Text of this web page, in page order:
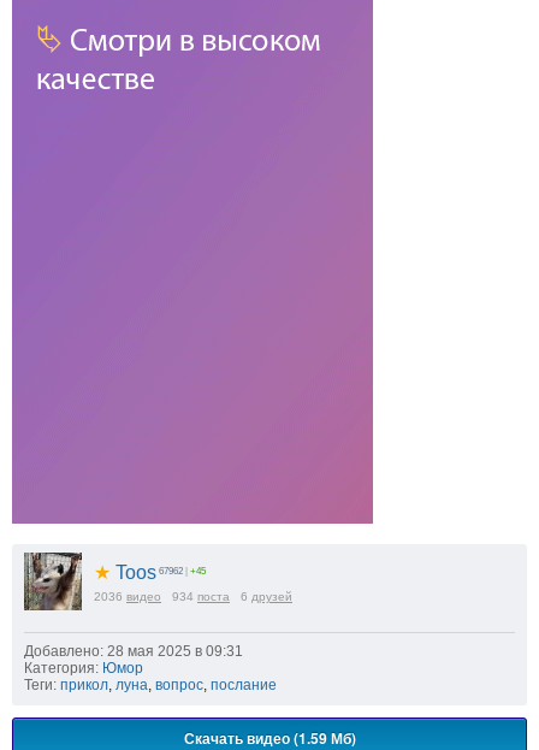
★ Toos 67962 | +45
2036 видео 934 поста 6 друзей
Добавлено: 28 мая 2025 в 09:31
Категория: Юмор
Теги: прикол луна вопрос послание
Скачать видео (1.59 Мб)